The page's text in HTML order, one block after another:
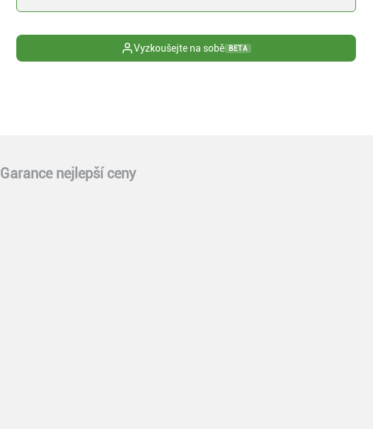
Vyzkoušejte na sobě BETA
Garance nejlepší ceny